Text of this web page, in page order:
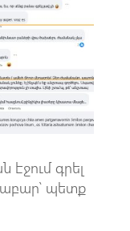
s
A
p
p
a
m
էջում գրել
պետք